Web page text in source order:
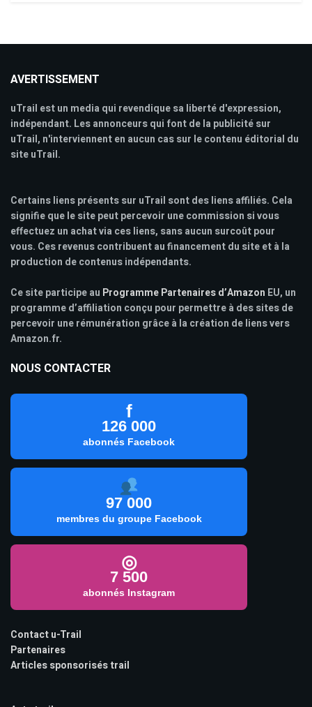
AVERTISSEMENT
uTrail est un media qui revendique sa liberté d'expression,
indépendant. Les annonceurs qui font de la publicité sur
uTrail, n'interviennent en aucun cas sur le contenu éditorial du
site uTrail.
Certains liens présents sur uTrail sont des liens affiliés. Cela
signifie que le site peut percevoir une commission si vous
effectuez un achat via ces liens, sans aucun surcoût pour
vous. Ces revenus contribuent au financement du site et à la
production de contenus indépendants.
Ce site participe au Programme Partenaires d’Amazon EU, un
programme d’affiliation conçu pour permettre à des sites de
percevoir une rémunération grâce à la création de liens vers
Amazon.fr.
NOUS CONTACTER
f
126 000
abonnés Facebook
97 000
membres du groupe Facebook
◎
7 500
abonnés Instagram
Contact u-Trail
Partenaires
Articles sponsorisés trail